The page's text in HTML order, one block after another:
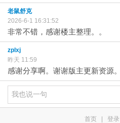
老鼠舒克
2026-6-1 16:31:52
非常不错，感谢楼主整理。。
zplxj
昨天 11:59
感谢分享啊。谢谢版主更新资源。
首页 登录